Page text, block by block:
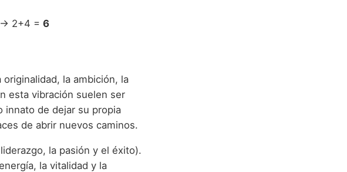
→ 2+4 = 6
la ambición, la
esta vibración suelen ser
innato de dejar su propia
de abrir nuevos caminos.
la pasión y el éxito).
la vitalidad y la